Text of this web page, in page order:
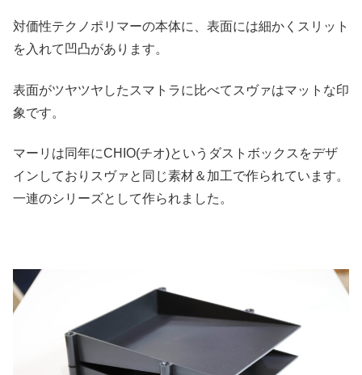
対価性テクノポリマーの本体に、表面には細かくスリット
を入れて凹凸があります。
表面がツヤツヤしたスマトラに比べてスヴァはマットな印
象です。
マーリは同年にCHIO(チオ)というダストボックスをデザ
インしておりスヴァと同じ素材＆加工で作られています。
一連のシリーズとして作られました。